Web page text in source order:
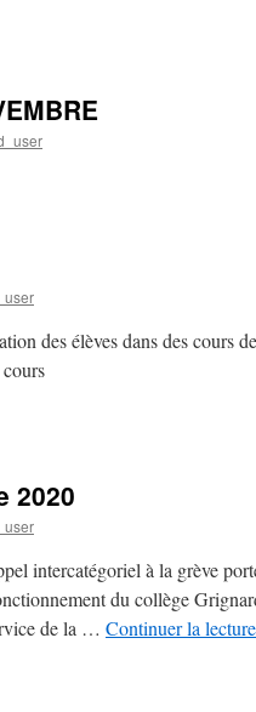
des élèves dans des cours
2020
intercatégoriel à la grève
du collège
de la … Continuer la lecture